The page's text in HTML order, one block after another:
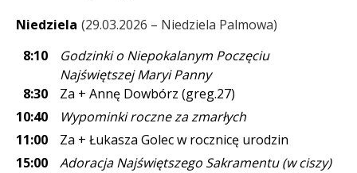
Niedziela 29.03.2026 – Niedziela Palmowa
8:10
Godzinki o Niepokalanym Poczęciu
Najświętszej Maryi Panny
8:30
Za + Annę Dowbórz (greg.27)
10:40
Wypominki roczne za zmarłych
11:00
Za + Łukasza Golec w rocznicę urodzin
15:00
Adoracja Najświętszego Sakramentu (w ciszy)